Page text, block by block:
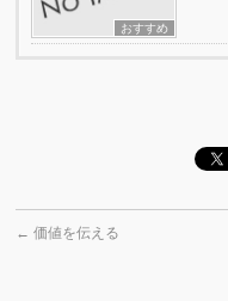
おすすめ
← 価値を伝える